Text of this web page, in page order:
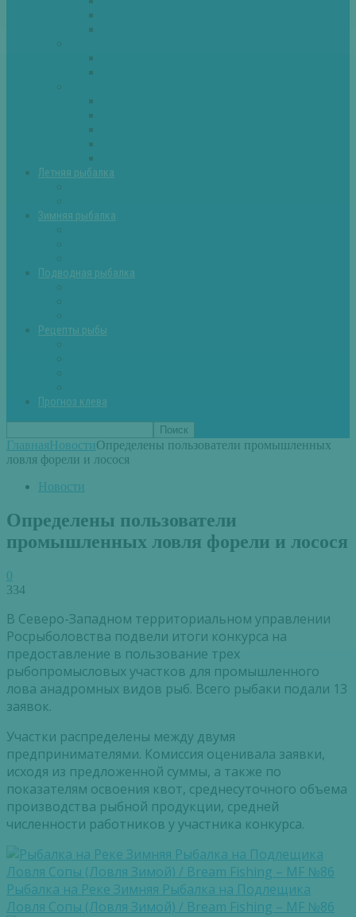
Летняя рыбалка
Зимняя рыбалка
Подводная рыбалка
Рецепты рыбы
Прогноз клева
ГлавнаяНовостиОпределены пользователи промышленных
ловля форели и лосося
Новости
Определены пользователи
промышленных ловля форели и лосося
0
334
В Северо-Западном территориальном управлении
Росрыболовства подвели итоги конкурса на
предоставление в пользование трех
рыбопромысловых участков для промышленного
лова анадромных видов рыб. Всего рыбаки подали 13
заявок.
Участки распределены между двумя
предпринимателями. Комиссия оценивала заявки,
исходя из предложенной суммы, а также по
показателям освоения квот, среднесуточного объема
производства рыбной продукции, средней
численности работников у участника конкурса.
Рыбалка на Реке Зимняя Рыбалка на Подлещика
Ловля Сопы (Ловля Зимой) / Bream Fishing – MF №86